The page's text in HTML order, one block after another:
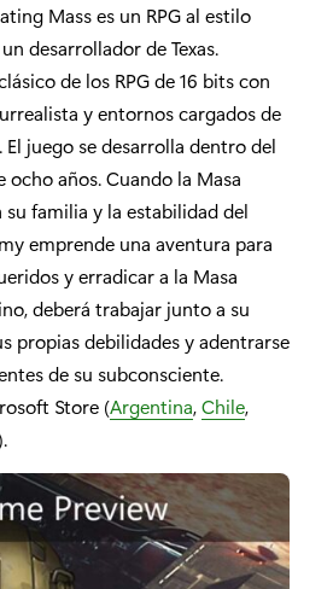
Mass es un RPG al estilo
desarrollador de Texas.
de los RPG de 16 bits con
y entornos cargados de
juego se desarrolla dentro del
ocho años. Cuando la Masa
su familia y la estabilidad del
emprende una aventura para
y erradicar a la Masa
deberá trabajar junto a su
propias debilidades y adentrarse
de su subconsciente.
Store (Argentina,Chile,